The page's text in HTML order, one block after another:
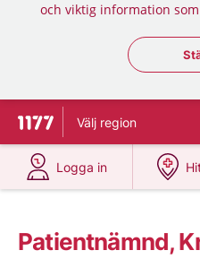
och viktig information
Till startsidan för 1177
Välj region
Logga in
på 1177.se
Patientnämnd,